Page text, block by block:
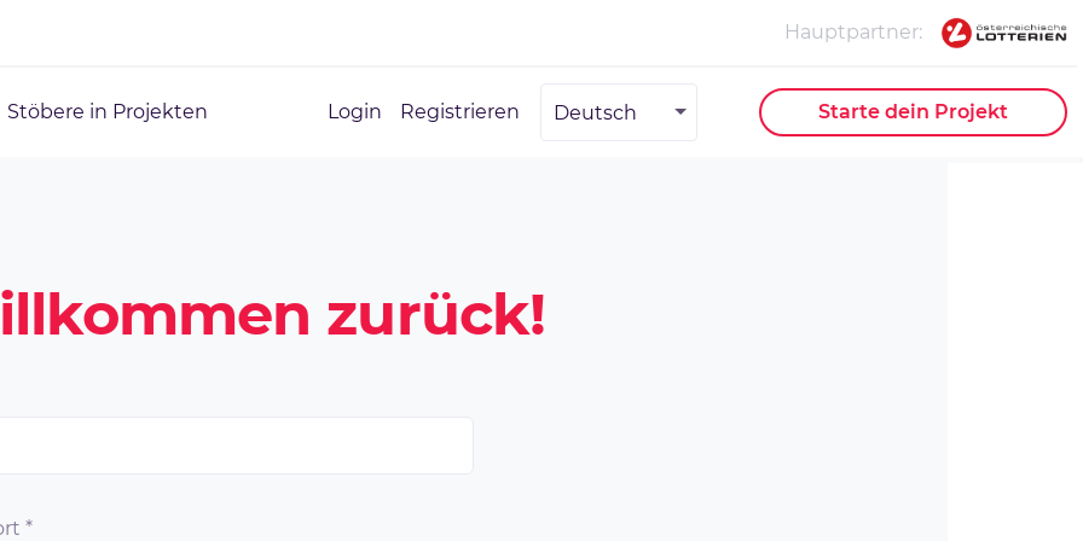
Hauptpartner
Stöbere in Projekten Login Registrieren Deutsch Starte dein Projekt
zurück!
*